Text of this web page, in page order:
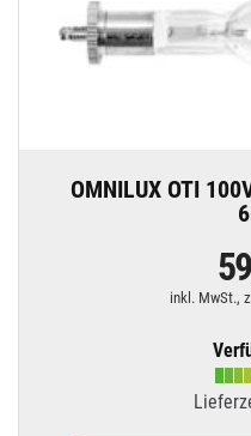
OMNILUX OTI
inkl. MwSt.,